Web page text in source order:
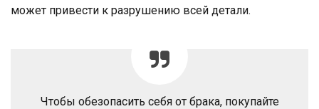
может привести к разрушению всей детали.
Чтобы обезопасить себя от брака, покупайте